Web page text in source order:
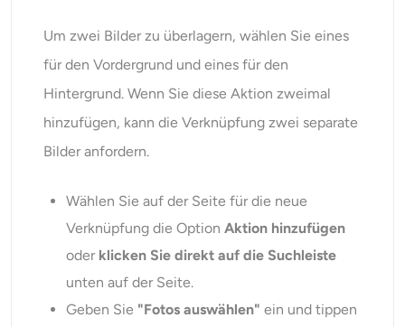
Um zwei Bilder zu überlagern, wählen Sie eines
für den Vordergrund und eines für den
Hintergrund. Wenn Sie diese Aktion zweimal
hinzufügen, kann die Verknüpfung zwei separate
Bilder anfordern.
Wählen Sie auf der Seite für die neue
Verknüpfung die OptionAktion hinzufügen
oder klicken Sie direkt auf die Suchleiste
unten auf der Seite.
Geben Sie "Fotos auswählen"ein und tippen